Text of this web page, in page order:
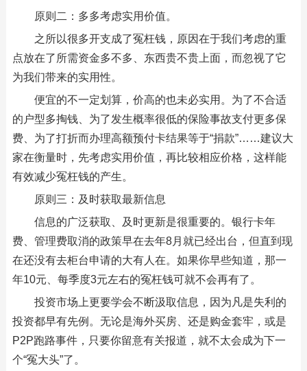
原则二：多多考虑实用价值。
之所以很多开支成了冤枉钱，原因在于我们考虑的重
点放在了所需资金多不多、东西贵不贵上面，而忽视了它
为我们带来的实用性。
便宜的不一定划算，价高的也未必实用。为了不合适
的户型多掏钱、为了发生概率很低的保险事故支付更多保
费、为了打折而办理高额预付卡结果等于“捐款”……建议大
家在衡量时，先考虑实用价值，再比较相应价格，这样能
有效减少冤枉钱的产生。
原则三：及时获取最新信息
信息的广泛获取、及时更新是很重要的。银行卡年
费、管理费取消的政策早在去年8月就已经出台，但直到现
在还没有去柜台申请的大有人在。如果你早些知道，那一
年10元、每季度3元左右的冤枉钱可就不会再有了。
投资市场上更要学会不断汲取信息，因为凡是失利的
投资都早有先例。无论是海外买房、还是购金套牢，或是
P2P跑路事件，只要你留意有关报道，就不太会成为下一
个“冤大头”了。